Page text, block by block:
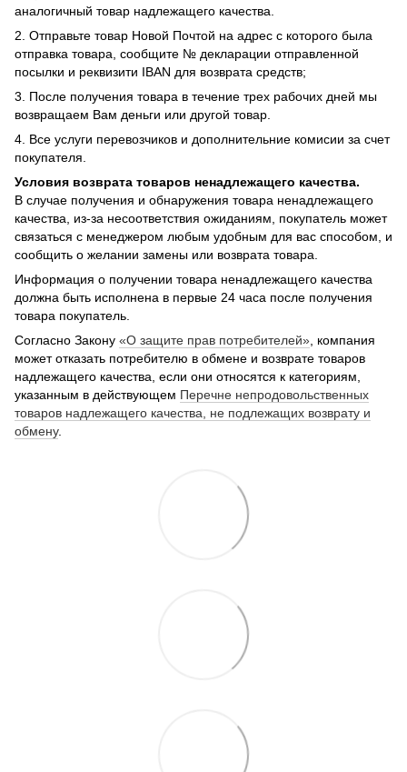
аналогичный товар надлежащего качества.
2. Отправьте товар Новой Почтой на адрес с которого была
отправка товара, сообщите № декларации отправленной
посылки и реквизити IBAN для возврата средств;
3. После получения товара в течение трех рабочих дней мы
возвращаем Вам деньги или другой товар.
4. Все услуги перевозчиков и дополнительние комисии за счет
покупателя.
Условия возврата товаров ненадлежащего качества.
В случае получения и обнаружения товара ненадлежащего
качества, из-за несоответствия ожиданиям, покупатель может
связаться с менеджером любым удобным для вас способом, и
сообщить о желании замены или возврата товара.
Информация о получении товара ненадлежащего качества
должна быть исполнена в первые 24 часа после получения
товара покупатель.
Согласно Закону «О защите прав потребителей» , компания
может отказать потребителю в обмене и возврате товаров
надлежащего качества, если они относятся к категориям,
указанным в действующем Перечне непродовольственных
товаров надлежащего качества, не подлежащих возврату и
обмену.